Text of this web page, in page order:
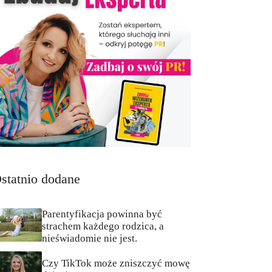
dodane
Parentyfikacja powinna być
strachem każdego rodzica, a
nieświadomie nie jest.
Czy TikTok może zniszczyć mowę